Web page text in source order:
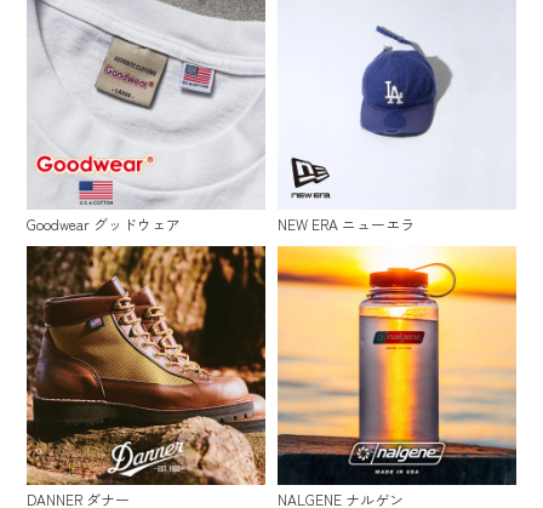
Goodwear グッドウェア NEW ERA ニューエラ
DANNER ダナー NALGENE ナルゲン